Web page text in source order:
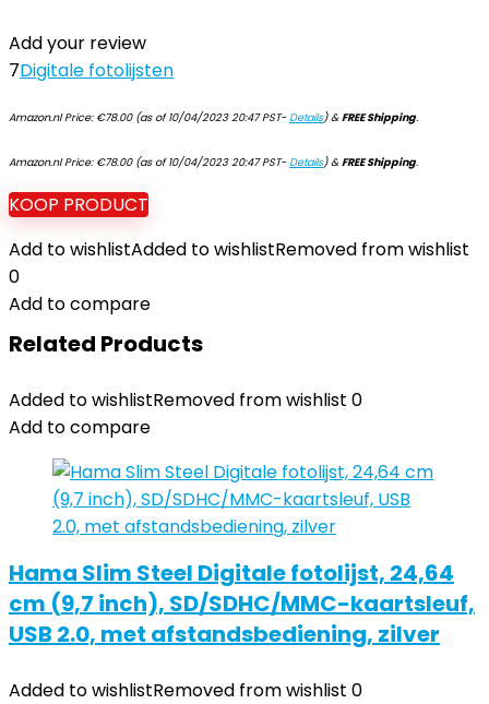
Add your review
7Digitale fotolijsten
Amazon.nl Price: €78.00(as of 10/04/2023 20:47 PST-Details)&FREE Shipping.
Amazon.nl Price: €78.00(as of 10/04/2023 20:47 PST-Details)&FREE Shipping.
KOOP PRODUCT
Add to wishlistAdded to wishlistRemoved from wishlist
0
Add to compare
Related Products
Added to wishlistRemoved from wishlist 0
Add to compare
Hama Slim Steel Digitale fotolijst, 24,64
cm (9,7 inch), SD/SDHC/MMC-kaartsleuf,
USB 2.0, met afstandsbediening, zilver
Added to wishlistRemoved from wishlist 0